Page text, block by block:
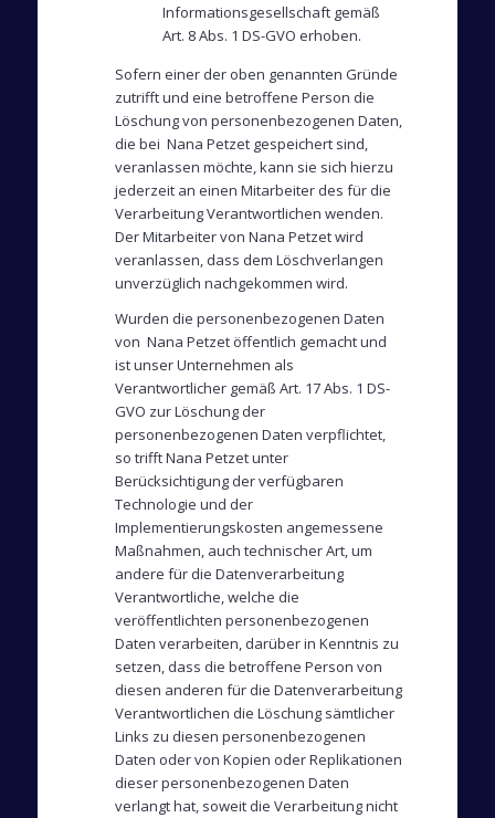
Informationsgesellschaft gemäß
Art. 8 Abs. 1 DS-GVO erhoben.
Sofern einer der oben genannten Gründe
zutrifft und eine betroffene Person die
Löschung von personenbezogenen Daten,
die bei Nana Petzet gespeichert sind,
veranlassen möchte, kann sie sich hierzu
jederzeit an einen Mitarbeiter des für die
Verarbeitung Verantwortlichen wenden.
Der Mitarbeiter von Nana Petzet wird
veranlassen, dass dem Löschverlangen
unverzüglich nachgekommen wird.
Wurden die personenbezogenen Daten
von Nana Petzet öffentlich gemacht und
ist unser Unternehmen als
Verantwortlicher gemäß Art. 17 Abs. 1 DS-
GVO zur Löschung der
personenbezogenen Daten verpflichtet,
so trifft Nana Petzet unter
Berücksichtigung der verfügbaren
Technologie und der
Implementierungskosten angemessene
Maßnahmen, auch technischer Art, um
andere für die Datenverarbeitung
Verantwortliche, welche die
veröffentlichten personenbezogenen
Daten verarbeiten, darüber in Kenntnis zu
setzen, dass die betroffene Person von
diesen anderen für die Datenverarbeitung
Verantwortlichen die Löschung sämtlicher
Links zu diesen personenbezogenen
Daten oder von Kopien oder Replikationen
dieser personenbezogenen Daten
verlangt hat, soweit die Verarbeitung nicht